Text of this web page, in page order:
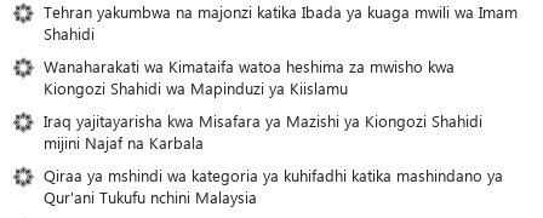
Tehran yakumbwa na majonzi katika Ibada ya kuaga mwili wa Imam
Shahidi
Wanaharakati wa Kimataifa watoa heshima za mwisho kwa
Kiongozi Shahidi wa Mapinduzi ya Kiislamu
Iraq yajitayarisha kwa Misafara ya Mazishi ya Kiongozi Shahidi
mijini Najaf na Karbala
Qiraa ya mshindi wa kategoria ya kuhifadhi katika mashindano ya
Qur'ani Tukufu nchini Malaysia